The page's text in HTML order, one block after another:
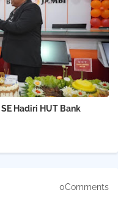
Hadiri HUT Bank
0Comments